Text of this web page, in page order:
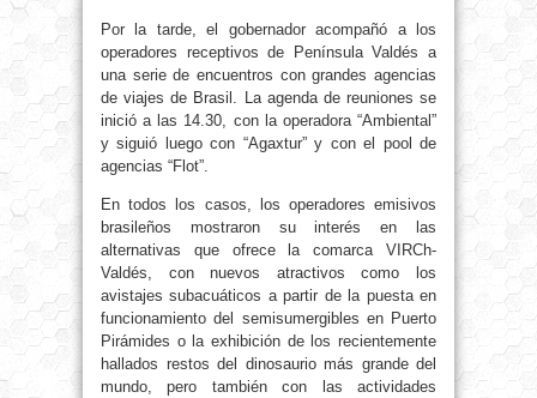
Por la tarde, el gobernador acompañó a los
operadores receptivos de Península Valdés a
una serie de encuentros con grandes agencias
de viajes de Brasil. La agenda de reuniones se
inició a las 14.30, con la operadora “Ambiental”
y siguió luego con “Agaxtur” y con el pool de
agencias “Flot”.
En todos los casos, los operadores emisivos
brasileños mostraron su interés en las
alternativas que ofrece la comarca VIRCh-
Valdés, con nuevos atractivos como los
avistajes subacuáticos a partir de la puesta en
funcionamiento del semisumergibles en Puerto
Pirámides o la exhibición de los recientemente
hallados restos del dinosaurio más grande del
mundo, pero también con las actividades